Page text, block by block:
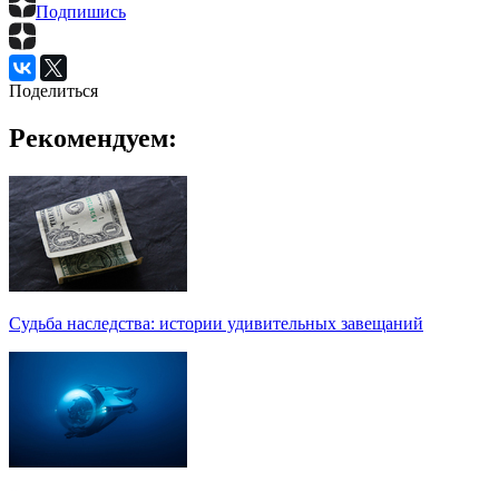
Подпишись
Поделиться
Рекомендуем:
Судьба наследства: истории удивительных завещаний